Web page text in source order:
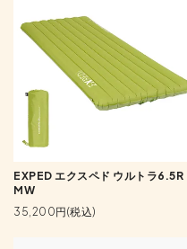
EXPED エクスペド ウルトラ6.5R
MW
35,200円(税込)